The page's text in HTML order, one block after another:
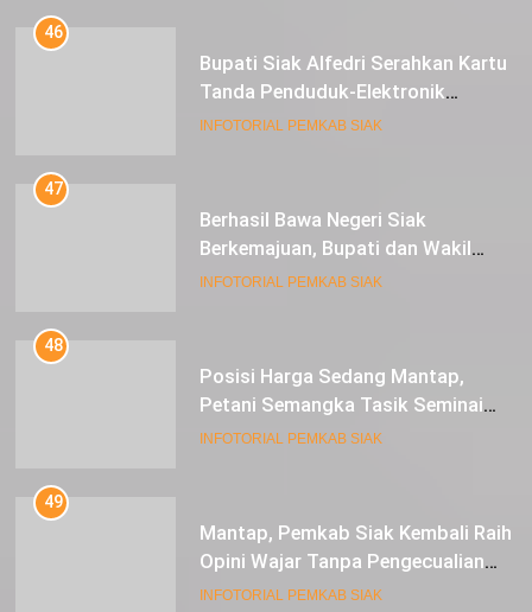
46
Bupati Siak Alfedri Serahkan Kartu
Tanda Penduduk-Elektronik
Kepada Pelajar SMK 1 Koto Gasib
INFOTORIAL PEMKAB SIAK
47
Berhasil Bawa Negeri Siak
Berkemajuan, Bupati dan Wakil
Bupati Siak Terima Gelar Adat
INFOTORIAL PEMKAB SIAK
48
Posisi Harga Sedang Mantap,
Petani Semangka Tasik Seminai
Raup Untung
INFOTORIAL PEMKAB SIAK
49
Mantap, Pemkab Siak Kembali Raih
Opini Wajar Tanpa Pengecualian
ke-13 Dari BPK RI.
INFOTORIAL PEMKAB SIAK